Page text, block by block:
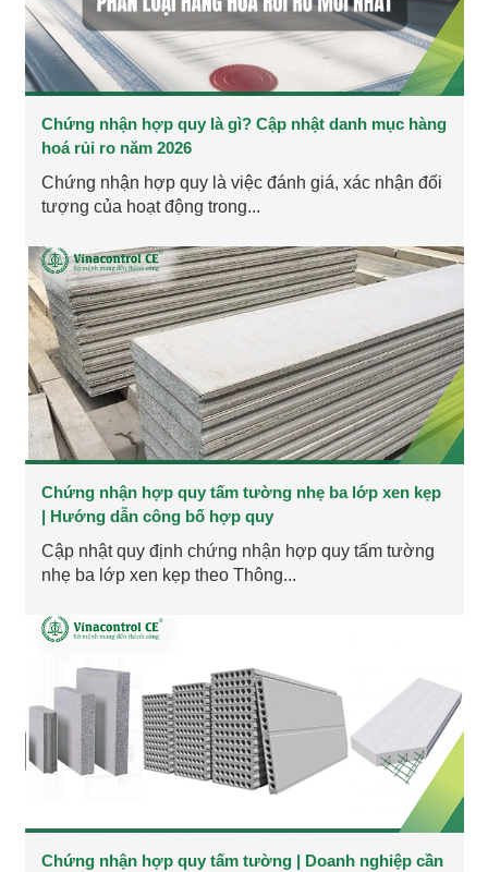
Chứng nhận hợp quy là gì? Cập nhật danh mục hàng
hoá rủi ro năm 2026
Chứng nhận hợp quy là việc đánh giá, xác nhận đối
tượng của hoạt động trong...
Chứng nhận hợp quy tấm tường nhẹ ba lớp xen kẹp
| Hướng dẫn công bố hợp quy
Cập nhật quy định chứng nhận hợp quy tấm tường
nhẹ ba lớp xen kẹp theo Thông...
Chứng nhận hợp quy tấm tường | Doanh nghiệp cần